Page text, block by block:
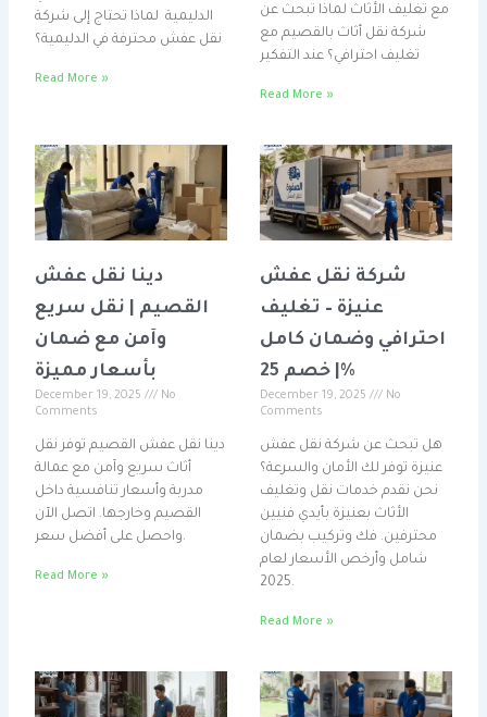
الدليمية لماذا تحتاج إلى شركة
نقل عفش محترفة في الدليمية؟
Read More »
مع تغليف الأثاث لماذا تبحث عن
شركة نقل أثاث بالقصيم مع
تغليف احترافي؟ عند التفكير
Read More »
دينا نقل عفش
القصيم | نقل سريع
وآمن مع ضمان
بأسعار مميزة
December 19, 2025
No
Comments
دينا نقل عفش القصيم توفر نقل
أثاث سريع وآمن مع عمالة
مدربة وأسعار تنافسية داخل
القصيم وخارجها. اتصل الآن
واحصل على أفضل سعر.
Read More »
شركة نقل عفش
عنيزة – تغليف
احترافي وضمان كامل
| خصم 25%
December 19, 2025
No
Comments
هل تبحث عن شركة نقل عفش
عنيزة توفر لك الأمان والسرعة؟
نحن نقدم خدمات نقل وتغليف
الأثاث بعنيزة بأيدي فنيين
محترفين. فك وتركيب بضمان
شامل وأرخص الأسعار لعام
2025.
Read More »